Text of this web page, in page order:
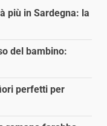
più in Sardegna: la
del bambino:
perfetti per